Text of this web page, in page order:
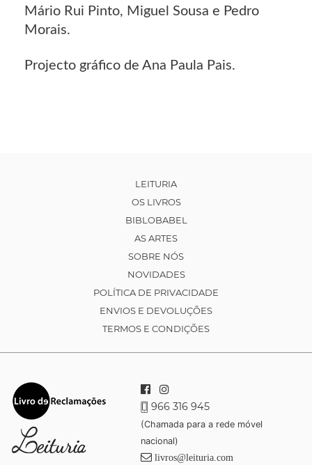
Mário Rui Pinto, Miguel Sousa e Pedro
Morais.
Projecto gráfico de Ana Paula Pais.
LEITURIA
OS LIVROS
BIBLOBABEL
AS ARTES
SOBRE NÓS
NOVIDADES
POLÍTICA DE PRIVACIDADE
ENVIOS E DEVOLUÇÕES
TERMOS E CONDIÇÕES
966 316 945
(Chamada para a rede móvel
nacional)
livros@leituria.com